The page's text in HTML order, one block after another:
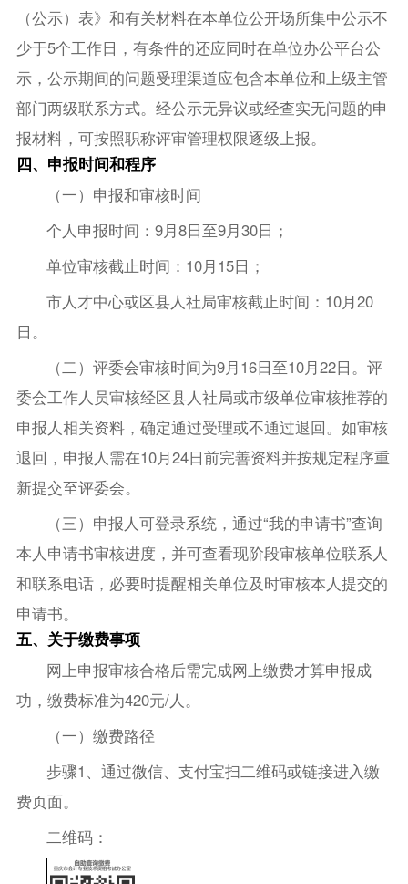
（公示）表》和有关材料在本单位公开场所集中公示不
少于5个工作日，有条件的还应同时在单位办公平台公
示，公示期间的问题受理渠道应包含本单位和上级主管
部门两级联系方式。经公示无异议或经查实无问题的申
报材料，可按照职称评审管理权限逐级上报。
四、申报时间和程序
（一）申报和审核时间
个人申报时间：9月8日至9月30日；
单位审核截止时间：10月15日；
市人才中心或区县人社局审核截止时间：10月20
日。
（二）评委会审核时间为9月16日至10月22日。评
委会工作人员审核经区县人社局或市级单位审核推荐的
申报人相关资料，确定通过受理或不通过退回。如审核
退回，申报人需在10月24日前完善资料并按规定程序重
新提交至评委会。
（三）申报人可登录系统，通过“我的申请书”查询
本人申请书审核进度，并可查看现阶段审核单位联系人
和联系电话，必要时提醒相关单位及时审核本人提交的
申请书。
五、关于缴费事项
网上申报审核合格后需完成网上缴费才算申报成
功，缴费标准为420元/人。
（一）缴费路径
步骤1、通过微信、支付宝扫二维码或链接进入缴
费页面。
二维码：